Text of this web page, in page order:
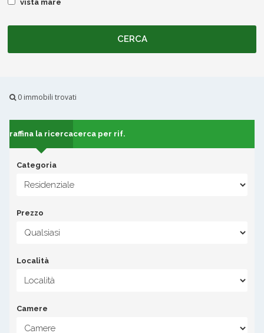
vista mare
0 immobili trovati
raffina la ricercacerca per rif.
Categoria
Prezzo
Località
Camere